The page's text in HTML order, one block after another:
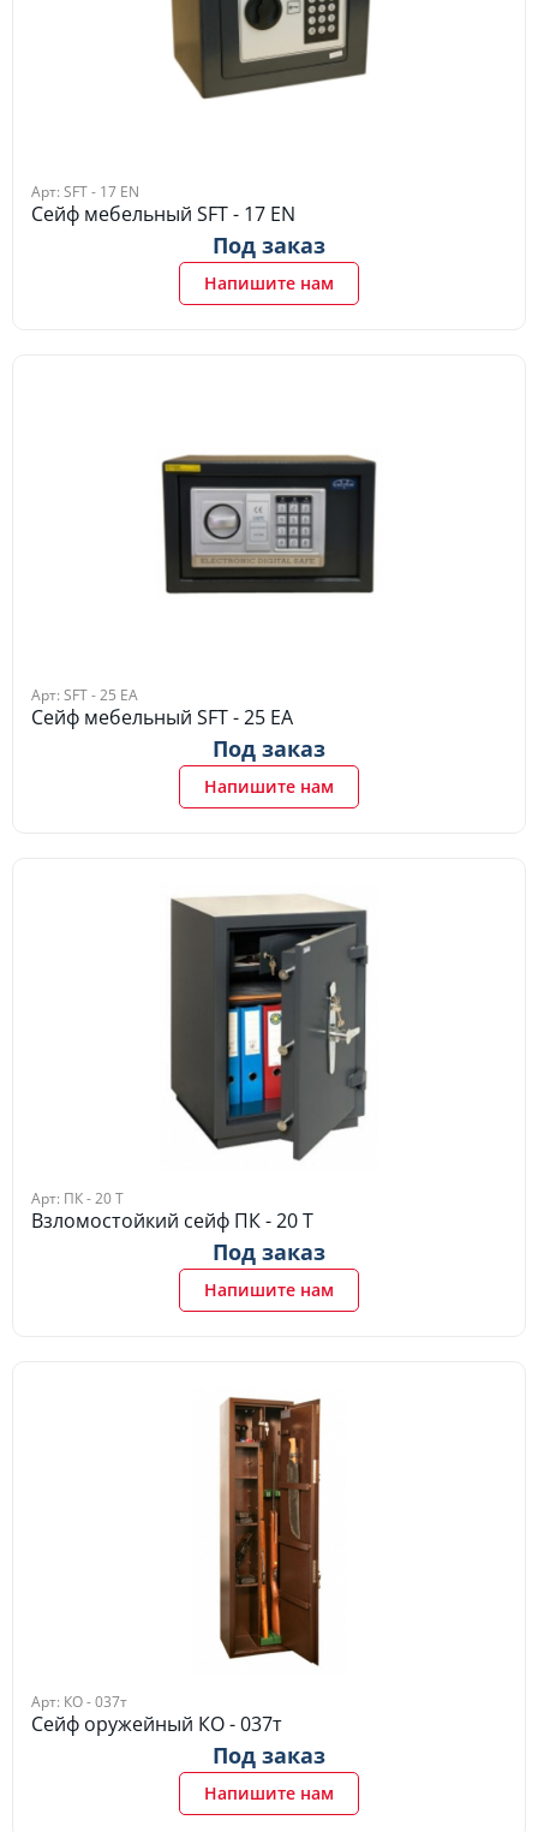
Арт: SFT - 17 EN
Сейф мебельный SFT - 17 EN
Под заказ
Напишите нам
Арт: SFT - 25 EA
Сейф мебельный SFT - 25 EA
Под заказ
Напишите нам
Арт: ПК - 20 Т
Взломостойкий сейф ПК - 20 Т
Под заказ
Напишите нам
Арт: КО - 037т
Сейф оружейный КО - 037т
Под заказ
Напишите нам